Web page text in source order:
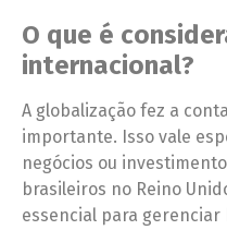
O que é
internacional?
A globalização fez a
importante. Isso vale
negócios ou
brasileiros no Reino
essencial para gerenciar